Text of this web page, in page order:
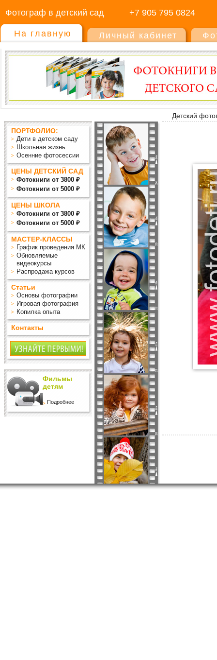
Фотограф в детский сад +7 905 795 0824
На главную Личный кабинет
Детский
ПОРТФОЛИО:
Дети в детском саду
Школьная жизнь
Осенние фотосессии
ЦЕНЫ ДЕТСКИЙ САД
Фотокниги от 3800 ₽
Фотокниги от 5000 ₽
ЦЕНЫ ШКОЛА
Фотокниги от 3800 ₽
Фотокниги от 5000 ₽
МАСТЕР-КЛАССЫ
График проведения МК
Обновляемые
видеокурсы
Распродажа курсов
Статьи
Основы фотографии
Игровая фотография
Копилка опыта
Контакты
Фильмы
детям
Подробнее